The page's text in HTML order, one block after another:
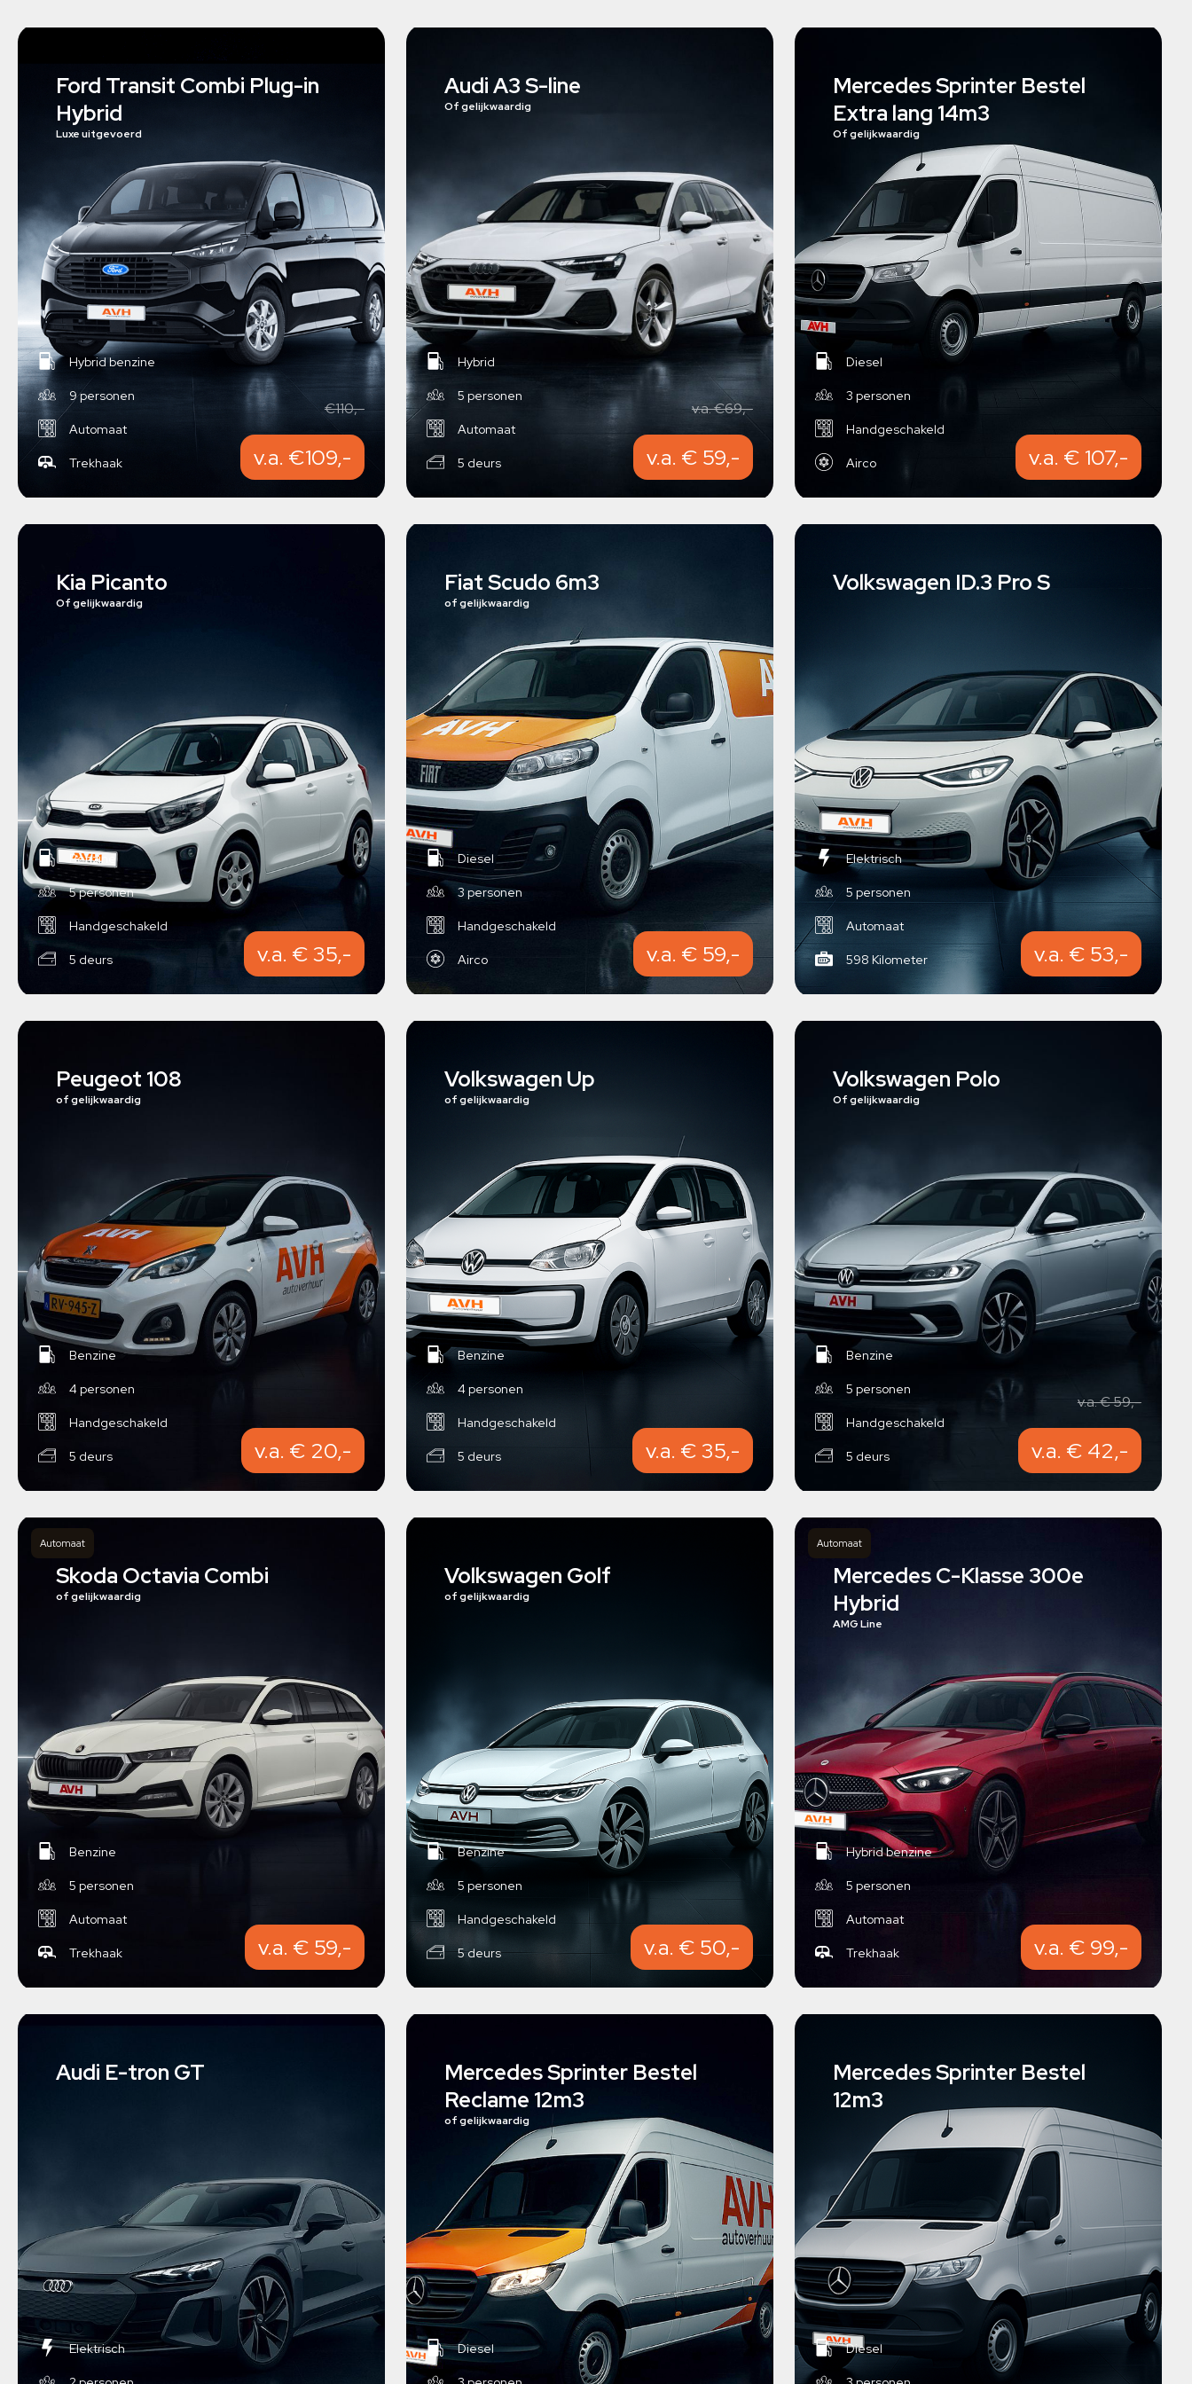
Ford Transit Combi Plug-in
Hybrid
Luxe uitgevoerd
Hybrid benzine
9 personen
Automaat
Trekhaak
€110,-
v.a. €109,-
Audi A3 S-line
Of gelijkwaardig
Hybrid
5 personen
Automaat
5 deurs
v.a. €69,-
v.a. € 59,-
Mercedes Sprinter Bestel
Extra lang 14m3
Of gelijkwaardig
Diesel
3 personen
Handgeschakeld
Airco v.a. € 107,-
Kia Picanto
Of gelijkwaardig
Benzine
5 personen
Handgeschakeld
5 deurs v.a. € 35,-
Fiat Scudo 6m3
of gelijkwaardig
Diesel
3 personen
Handgeschakeld
Airco v.a. € 59,-
Volkswagen ID.3 Pro S
Elektrisch
5 personen
Automaat
598 Kilometer v.a. € 53,-
Peugeot 108
of gelijkwaardig
Benzine
4 personen
Handgeschakeld
5 deurs v.a. € 20,-
Volkswagen Up
of gelijkwaardig
Benzine
4 personen
Handgeschakeld
5 deurs v.a. € 35,-
Volkswagen Polo
Of gelijkwaardig
Benzine
5 personen
Handgeschakeld
5 deurs
v.a. € 59,-
v.a. € 42,-
Automaat
Skoda Octavia Combi
of gelijkwaardig
Benzine
5 personen
Automaat
Trekhaak v.a. € 59,-
Volkswagen Golf
of gelijkwaardig
Benzine
5 personen
Handgeschakeld
5 deurs v.a. € 50,-
Automaat
Mercedes C-Klasse 300e
Hybrid
AMG Line
Hybrid benzine
5 personen
Automaat
Trekhaak v.a. € 99,-
Audi E-tron GT
Elektrisch
Mercedes Sprinter Bestel
Reclame 12m3
of gelijkwaardig
Diesel
Mercedes Sprinter Bestel
12m3
Diesel